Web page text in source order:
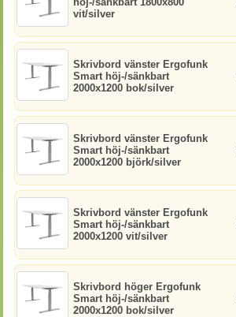
vit/silver
Skrivbord vänster Ergofunk
Smart höj-/sänkbart
2000x1200 bok/silver
Skrivbord vänster Ergofunk
Smart höj-/sänkbart
2000x1200 björk/silver
Skrivbord vänster Ergofunk
Smart höj-/sänkbart
2000x1200 vit/silver
Skrivbord höger Ergofunk
Smart höj-/sänkbart
2000x1200 bok/silver